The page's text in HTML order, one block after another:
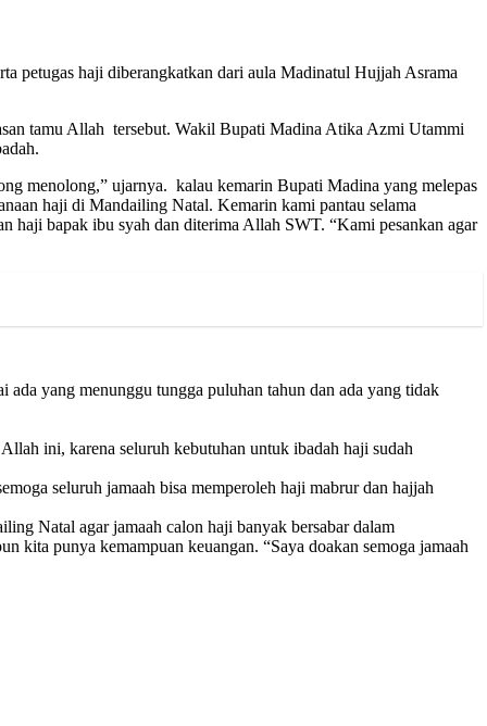
petugas haji diberangkatkan dari aula Madinatul Hujjah Asrama
tamu Allah tersebut. Wakil Bupati Madina Atika Azmi Utammi
menolong,” ujarnya. kalau kemarin Bupati Madina yang melepas
haji di Mandailing Natal. Kemarin kami pantau selama
haji bapak ibu syah dan diterima Allah SWT. “Kami pesankan agar
ada yang menunggu tungga puluhan tahun dan ada yang tidak
ini, karena seluruh kebutuhan untuk ibadah haji sudah
seluruh jamaah bisa memperoleh haji mabrur dan hajjah
Natal agar jamaah calon haji banyak bersabar dalam
kita punya kemampuan keuangan. “Saya doakan semoga jamaah